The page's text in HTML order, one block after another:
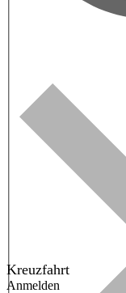
Kreuzfahrt
Anmelden